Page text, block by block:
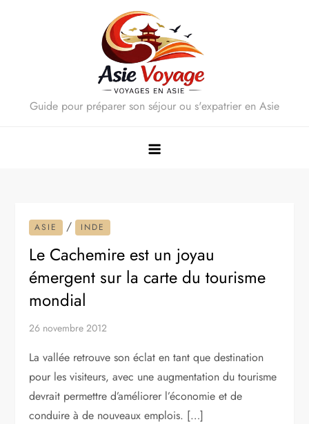
Guide pour préparer son séjour ou s'expatrier en Asie
ASIE / INDE
Le Cachemire est un joyau
émergent sur la carte du tourisme
mondial
26 novembre 2012
La vallée retrouve son éclat en tant que destination
pour les visiteurs, avec une augmentation du tourisme
devrait permettre d’améliorer l’économie et de
conduire à de nouveaux emplois. […]